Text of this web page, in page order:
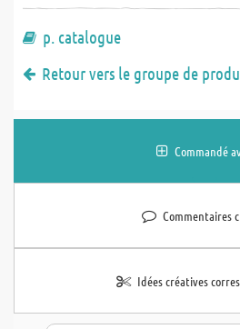
p. catalogue
Retour vers le groupe de
Commandé
Commentaires
Idées créatives